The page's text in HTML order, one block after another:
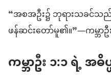
“အစအဦး၌ ဘုရားသခင်သည်
ဖန်ဆင်းတော်မူ၏။”—ကမ္ဘာဦ
ကမ္ဘာဦး ၁:၁ ရဲ့ အဓိ